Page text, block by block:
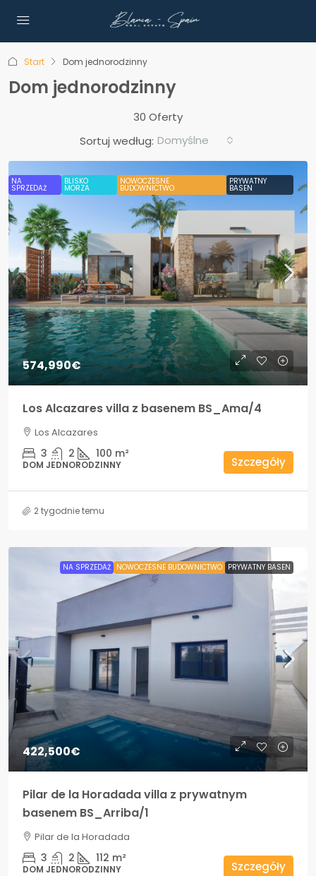
Start Dom jednorodzinny
Dom jednorodzinny
30 Oferty
Sortuj według: Domyślne
NA
SPRZEDAŻ
BLISKO
MORZA
NOWOCZESNE
BUDOWNICTWO
PRYWATNY
BASEN
574,990€
Los Alcazares villa z basenem BS_Ama/4
Los Alcazares
3 2 100 m²
DOM JEDNORODZINNY Szczegóły
2 tygodnie temu
NA SPRZEDAŻ NOWOCZESNE BUDOWNICTWO PRYWATNY BASEN
422,500€
Pilar de la Horadada villa z prywatnym
basenem BS_Arriba/1
Pilar de la Horadada
3 2 112 m²
DOM JEDNORODZINNY Szczegóły